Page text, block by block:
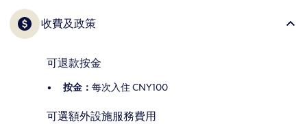
收費及政策
可退款按金
按金： 每次入住 CNY100
可選額外設施服務費用